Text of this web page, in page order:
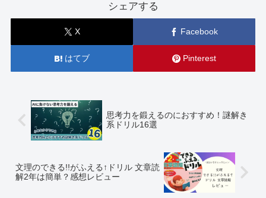
シェアする
X Facebook
はてブ Pinterest
思考力を鍛えるのにおすすめ！謎解き
系ドリル16選
文理のできる!!がふえる↑ドリル 文章読
解2年は簡単？感想レビュー